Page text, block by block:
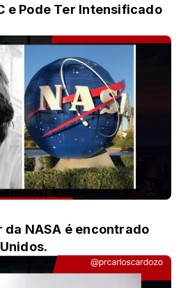
e Pode Ter Intensificado
NASA é encontrado